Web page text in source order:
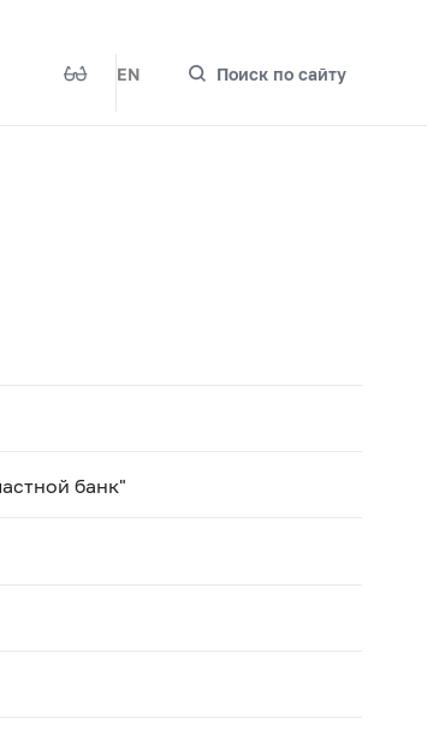
EN Поиск по сайту
банк"